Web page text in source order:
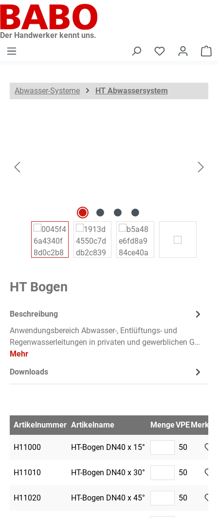
springen
Der Handwerker kennt uns.
Abwasser-Systeme HT Abwassersystem
HT Bogen
Beschreibung
Anwendungsbereich Abwasser-, Entlüftungs- und
Regenwasserleitungen in privaten und gewerblichen G…
Mehr
Downloads
Artikelnummer Artikelname MengeVPE
H11000 HT-Bogen DN40 x 15° 50
H11010 HT-Bogen DN40 x 30° 50
H11020 HT-Bogen DN40 x 45° 50